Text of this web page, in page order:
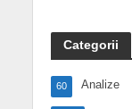
Categorii
Analize
60